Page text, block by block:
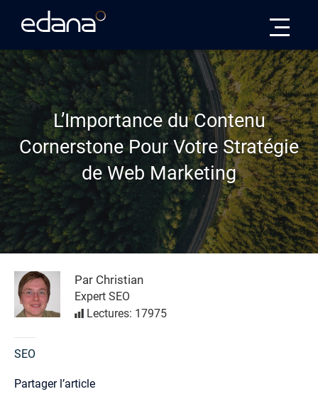
L’Importance du Contenu
Cornerstone Pour Votre Stratégie
de Web Marketing
Par Christian
Expert SEO
Lectures: 17975
SEO
Partager l’article